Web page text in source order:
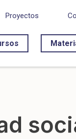
Proyectos